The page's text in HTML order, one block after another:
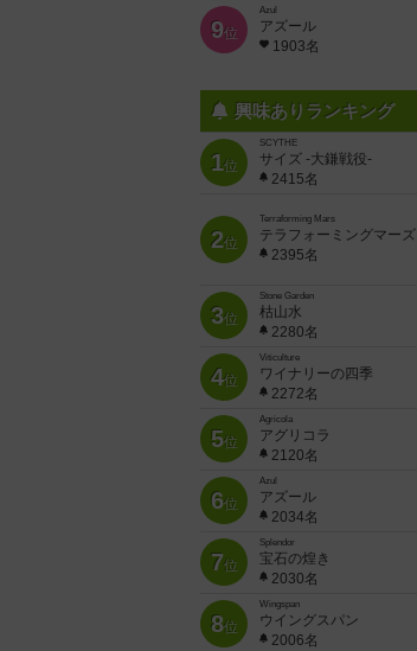
9位
Azul
アズール
1903名
興味ありランキング
1位
SCYTHE
サイズ -大鎌戦役-
2415名
2位
Terraforming Mars
テラフォーミングマーズ
2395名
3位
Stone Garden
枯山水
2280名
4位
Viticulture
ワイナリーの四季
2272名
5位
Agricola
アグリコラ
2120名
6位
Azul
アズール
2034名
7位
Splendor
宝石の煌き
2030名
8位
Wingspan
ウイングスパン
2006名